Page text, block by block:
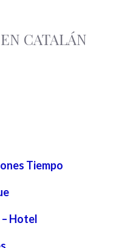
CATALÁN
Tiempo
Hotel